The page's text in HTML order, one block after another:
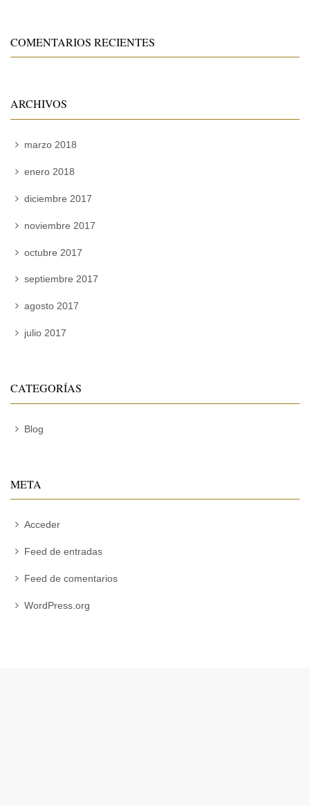
COMENTARIOS RECIENTES
ARCHIVOS
marzo 2018
enero 2018
diciembre 2017
noviembre 2017
octubre 2017
septiembre 2017
agosto 2017
julio 2017
CATEGORÍAS
Blog
META
Acceder
Feed de entradas
Feed de comentarios
WordPress.org